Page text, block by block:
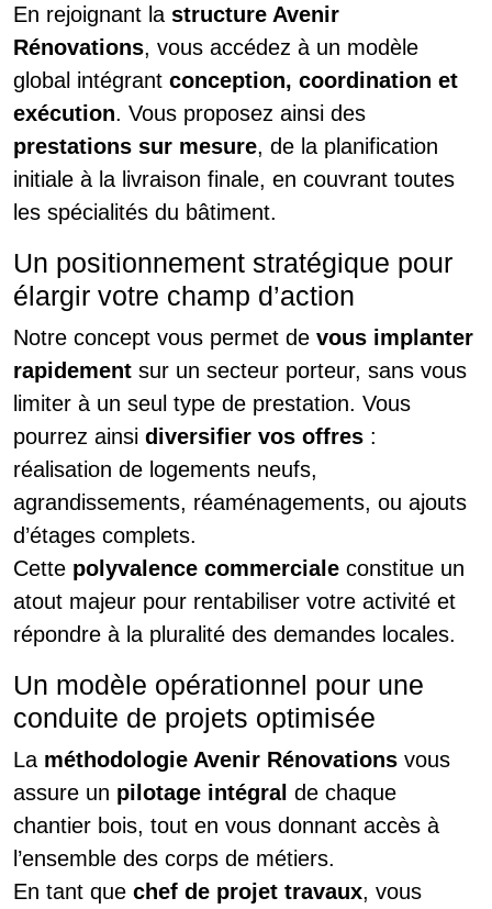
En rejoignant la structure Avenir
Rénovations, vous accédez à un modèle
global intégrant conception, coordination et
exécution. Vous proposez ainsi des
prestations sur mesure, de la planification
initiale à la livraison finale, en couvrant toutes
les spécialités du bâtiment.
Un positionnement stratégique pour
élargir votre champ d’action
Notre concept vous permet de vous implanter
rapidement sur un secteur porteur, sans vous
limiter à un seul type de prestation. Vous
pourrez ainsi diversifier vos offres :
réalisation de logements neufs,
agrandissements, réaménagements, ou ajouts
d’étages complets.
Cette polyvalence commerciale constitue un
atout majeur pour rentabiliser votre activité et
répondre à la pluralité des demandes locales.
Un modèle opérationnel pour une
conduite de projets optimisée
La méthodologie Avenir Rénovations vous
assure un pilotage intégral de chaque
chantier bois, tout en vous donnant accès à
l’ensemble des corps de métiers.
En tant que chef de projet travaux, vous